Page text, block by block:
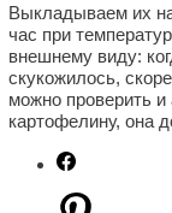
Выкладываем их
час при
внешнему виду:
скукожилось,
можно проверить и
картофелину, она